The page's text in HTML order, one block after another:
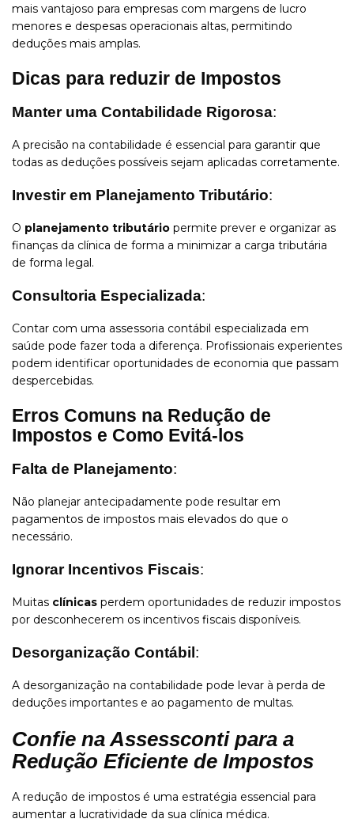
mais vantajoso para empresas com margens de lucro
menores e despesas operacionais altas, permitindo
deduções mais amplas.
Dicas para reduzir de Impostos
Manter uma Contabilidade Rigorosa:
A precisão na contabilidade é essencial para garantir que
todas as deduções possíveis sejam aplicadas corretamente.
Investir em Planejamento Tributário:
O planejamento tributário permite prever e organizar as
finanças da clínica de forma a minimizar a carga tributária
de forma legal.
Consultoria Especializada:
Contar com uma assessoria contábil especializada em
saúde pode fazer toda a diferença. Profissionais experientes
podem identificar oportunidades de economia que passam
despercebidas.
Erros Comuns na Redução de
Impostos e Como Evitá-los
Falta de Planejamento:
Não planejar antecipadamente pode resultar em
pagamentos de impostos mais elevados do que o
necessário.
Ignorar Incentivos Fiscais:
Muitas clínicas perdem oportunidades de reduzir impostos
por desconhecerem os incentivos fiscais disponíveis.
Desorganização Contábil :
A desorganização na contabilidade pode levar à perda de
deduções importantes e ao pagamento de multas.
Confie na Assessconti para a
Redução Eficiente de Impostos
A redução de impostos é uma estratégia essencial para
aumentar a lucratividade da sua clínica médica.